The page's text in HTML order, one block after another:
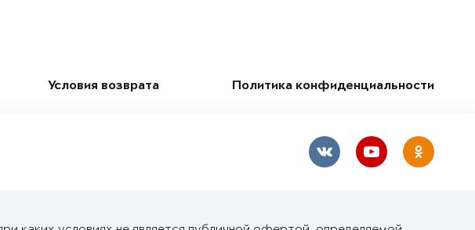
Условия возврата Политика конфиденциальности